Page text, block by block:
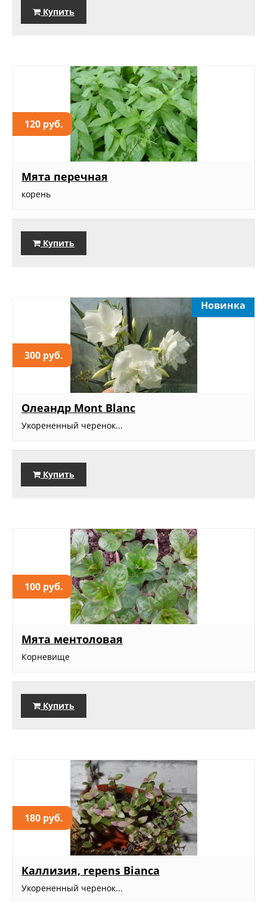
Купить
120 руб.
Мята перечная
корень
Купить
300 руб.
Новинка
Олеандр Mont Blanc
Укорененный черенок...
Купить
100 руб.
Мята ментоловая
Корневище
Купить
180 руб.
Каллизия, repens Bianca
Укорененный черенок...